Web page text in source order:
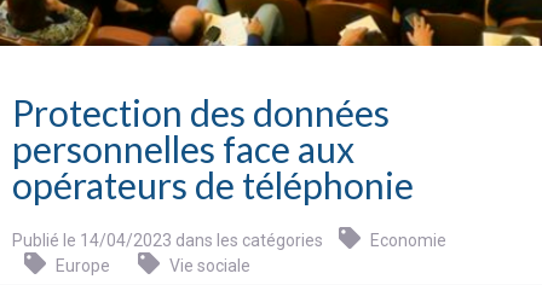
Protection des données
personnelles face aux
opérateurs de téléphonie
Publié le 14/04/2023 dans les catégories
Economie
Europe
Vie sociale